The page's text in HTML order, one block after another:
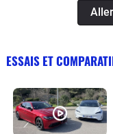
ESSAIS ET